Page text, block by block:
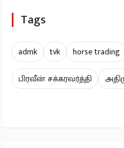
Tags
admk tvk horse trading
பிரவீன் சக்கரவர்த்தி